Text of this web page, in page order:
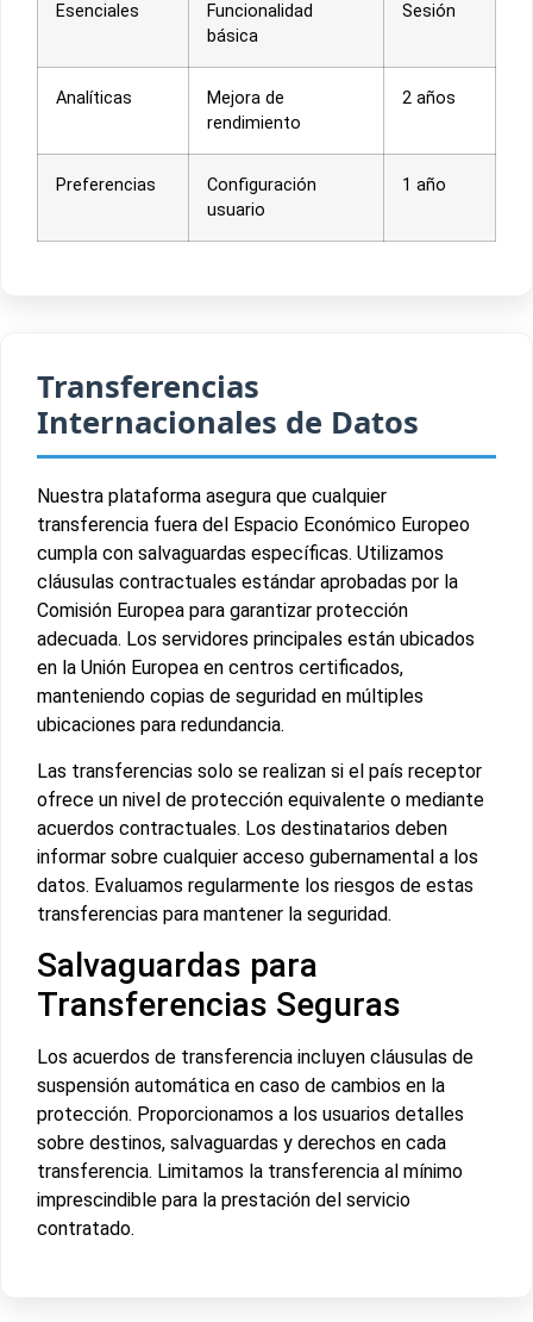
Esenciales
Funcionalidad
básica
Sesión
Analíticas
Mejora de
rendimiento
2 años
Preferencias
Configuración
usuario
1 año
Transferencias
Internacionales de Datos
Nuestra plataforma asegura que cualquier
transferencia fuera del Espacio Económico Europeo
cumpla con salvaguardas específicas. Utilizamos
cláusulas contractuales estándar aprobadas por la
Comisión Europea para garantizar protección
adecuada. Los servidores principales están ubicados
en la Unión Europea en centros certificados,
manteniendo copias de seguridad en múltiples
ubicaciones para redundancia.
Las transferencias solo se realizan si el país receptor
ofrece un nivel de protección equivalente o mediante
acuerdos contractuales. Los destinatarios deben
informar sobre cualquier acceso gubernamental a los
datos. Evaluamos regularmente los riesgos de estas
transferencias para mantener la seguridad.
Salvaguardas para
Transferencias Seguras
Los acuerdos de transferencia incluyen cláusulas de
suspensión automática en caso de cambios en la
protección. Proporcionamos a los usuarios detalles
sobre destinos, salvaguardas y derechos en cada
transferencia. Limitamos la transferencia al mínimo
imprescindible para la prestación del servicio
contratado.